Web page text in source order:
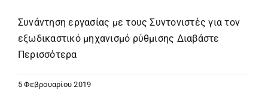
Συνάντηση εργασίας με τους Συντονιστές για τον
εξωδικαστικό μηχανισμό ρύθμισης Διαβάστε
Περισσότερα
5 Φεβρουαρίου 2019